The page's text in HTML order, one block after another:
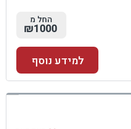
החל מ
₪1000
למידע נוסף